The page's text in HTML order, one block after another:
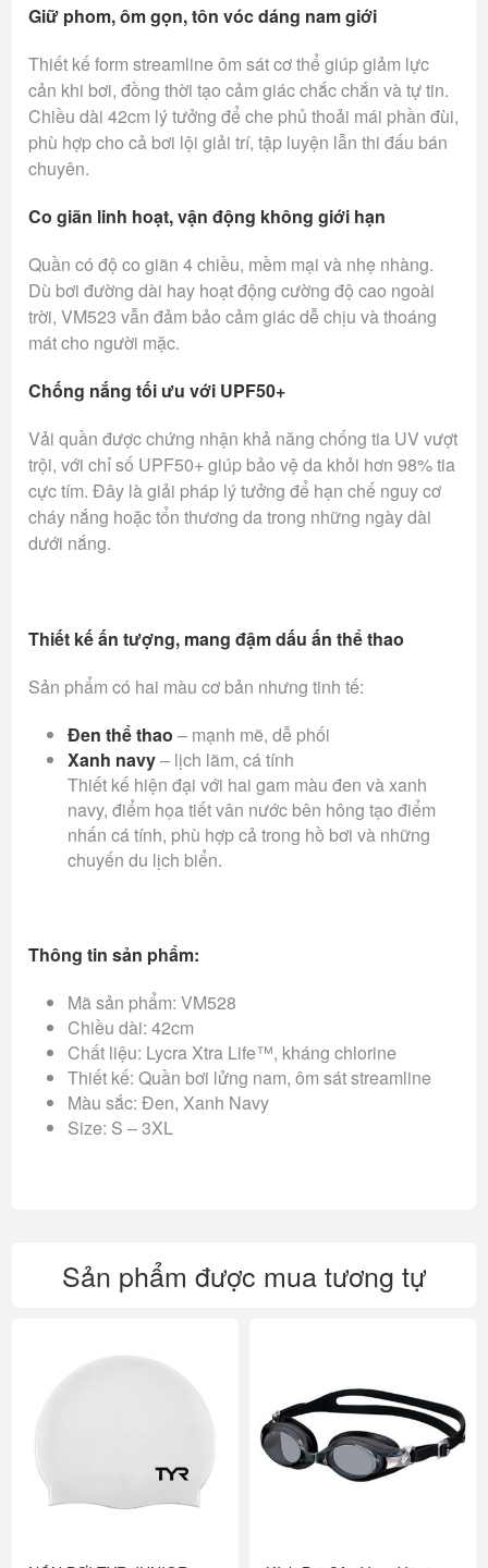
Giữ phom, ôm gọn, tôn vóc dáng nam giới
Thiết kế form streamline ôm sát cơ thể giúp giảm lực
cản khi bơi, đồng thời tạo cảm giác chắc chắn và tự tin.
Chiều dài 42cm lý tưởng để che phủ thoải mái phần đùi,
phù hợp cho cả bơi lội giải trí, tập luyện lẫn thi đấu bán
chuyên.
Co giãn linh hoạt, vận động không giới hạn
Quần có độ co giãn 4 chiều, mềm mại và nhẹ nhàng.
Dù bơi đường dài hay hoạt động cường độ cao ngoài
trời, VM523 vẫn đảm bảo cảm giác dễ chịu và thoáng
mát cho người mặc.
Chống nắng tối ưu với UPF50+
Vải quần được chứng nhận khả năng chống tia UV vượt
trội, với chỉ số UPF50+ giúp bảo vệ da khỏi hơn 98% tia
cực tím. Đây là giải pháp lý tưởng để hạn chế nguy cơ
cháy nắng hoặc tổn thương da trong những ngày dài
dưới nắng.
Thiết kế ấn tượng, mang đậm dấu ấn thể thao
Sản phẩm có hai màu cơ bản nhưng tinh tế:
Đen thể thao – mạnh mẽ, dễ phối
Xanh navy– lịch lãm, cá tính
Thiết kế hiện đại với hai gam màu đen và xanh
navy, điểm họa tiết vân nước bên hông tạo điểm
nhấn cá tính, phù hợp cả trong hồ bơi và những
chuyến du lịch biển.
Thông tin sản phẩm:
Mã sản phẩm: VM528
Chiều dài: 42cm
Chất liệu: Lycra Xtra Life™, kháng chlorine
Thiết kế: Quần bơi lửng nam, ôm sát streamline
Màu sắc: Đen, Xanh Navy
Size: S – 3XL
Sản phẩm được mua tương tự